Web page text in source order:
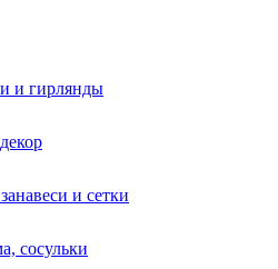
и гирлянды
и сетки
сосульки